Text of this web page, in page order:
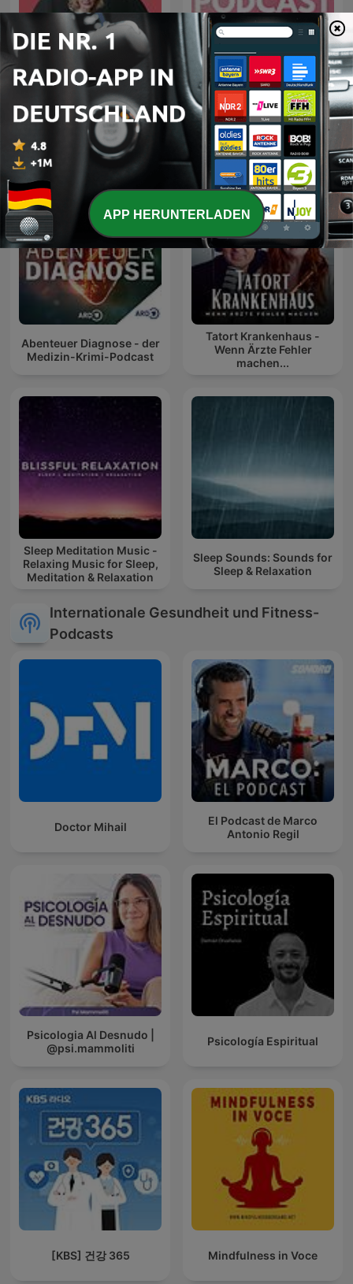
Dr. Anne Fleck -
Gesundheit und
Ernährung
The Dr. Laura Podcast
Abenteuer Diagnose - der
Medizin-Krimi-Podcast
Tatort Krankenhaus -
Wenn Ärzte Fehler
machen...
Sleep Meditation Music -
Relaxing Music for Sleep,
Meditation & Relaxation
Sleep Sounds: Sounds for
Sleep & Relaxation
Internationale Gesundheit und Fitness-
Podcasts
Doctor Mihail
El Podcast de Marco
Antonio Regil
Psicologia Al Desnudo |
@psi.mammoliti
Psicología Espiritual
[KBS] 건강 365 Mindfulness in Voce
APP HERUNTERLADEN